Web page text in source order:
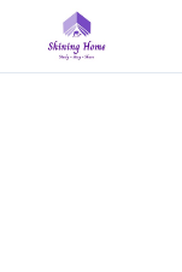
content